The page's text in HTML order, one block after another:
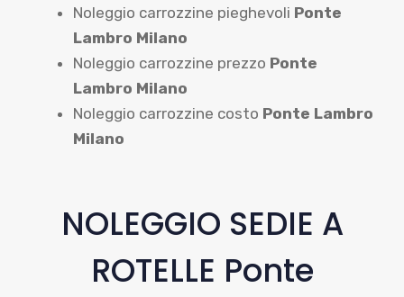
Noleggio carrozzine pieghevoli Ponte
Lambro Milano
Noleggio carrozzine prezzo Ponte
Lambro Milano
Noleggio carrozzine costo Ponte Lambro
Milano
NOLEGGIO SEDIE A
ROTELLE Ponte